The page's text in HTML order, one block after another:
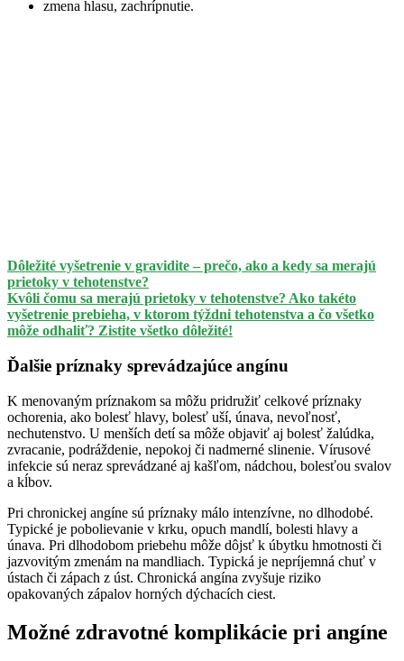
zmena hlasu, zachrípnutie.
Dôležité vyšetrenie v gravidite – prečo, ako a kedy sa merajú
prietoky v tehotenstve?
Kvôli čomu sa merajú prietoky v tehotenstve? Ako takéto
vyšetrenie prebieha, v ktorom týždni tehotenstva a čo všetko
môže odhaliť? Zistite všetko dôležité!
Ďalšie príznaky sprevádzajúce angínu
K menovaným príznakom sa môžu pridružiť celkové príznaky
ochorenia, ako bolesť hlavy, bolesť uší, únava, nevoľnosť,
nechutenstvo. U menších detí sa môže objaviť aj bolesť žalúdka,
zvracanie, podráždenie, nepokoj či nadmerné slinenie. Vírusové
infekcie sú neraz sprevádzané aj kašľom, nádchou, bolesťou svalov
a kĺbov.
Pri chronickej angíne sú príznaky málo intenzívne, no dlhodobé.
Typické je pobolievanie v krku, opuch mandlí, bolesti hlavy a
únava. Pri dlhodobom priebehu môže dôjsť k úbytku hmotnosti či
jazvovitým zmenám na mandliach. Typická je nepríjemná chuť v
ústach či zápach z úst. Chronická angína zvyšuje riziko
opakovaných zápalov horných dýchacích ciest.
Možné zdravotné komplikácie pri angíne